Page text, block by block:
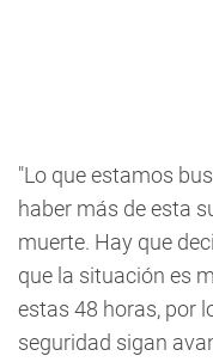
"Lo que estamos
haber más de esta
muerte. Hay que
que la situación es
estas 48 horas, por
seguridad sigan